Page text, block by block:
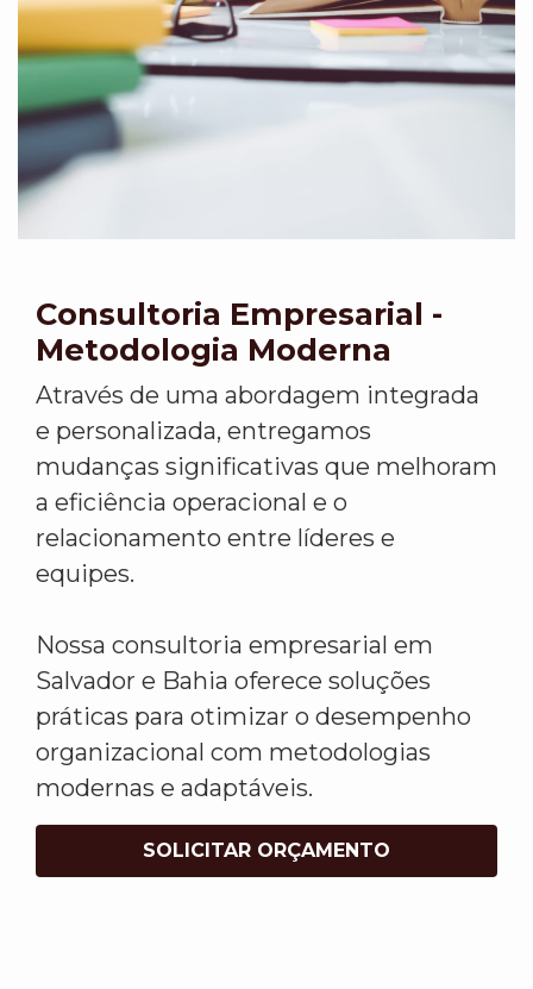
Consultoria Empresarial -
Metodologia Moderna
Através de uma abordagem integrada
e personalizada, entregamos
mudanças significativas que melhoram
a eficiência operacional e o
relacionamento entre líderes e
equipes.
Nossa consultoria empresarial em
Salvador e Bahia oferece soluções
práticas para otimizar o desempenho
organizacional com metodologias
modernas e adaptáveis.
SOLICITAR ORÇAMENTO